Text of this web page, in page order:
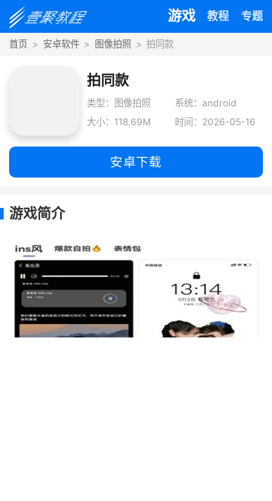
游戏 教程 专题
首页 安卓软件 图像拍照 拍同款
拍同款
类型：图像拍照
系统：android
大小：118.69M
时间：2026-05-16
安卓下载
游戏简介